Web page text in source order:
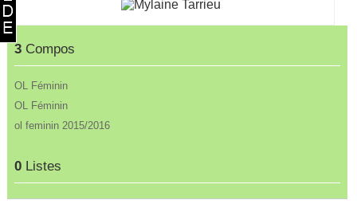
3 Compos
OL Féminin
OL Féminin
ol feminin 2015/2016
0 Listes